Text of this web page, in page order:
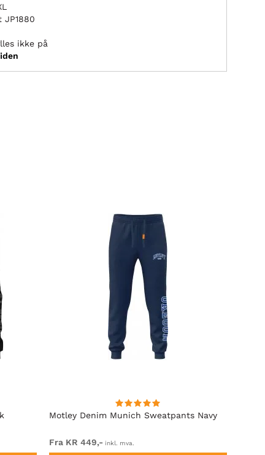
ikke på
Motley Denim Munich Sweatpants Navy
Fra KR 449,- inkl. mva.